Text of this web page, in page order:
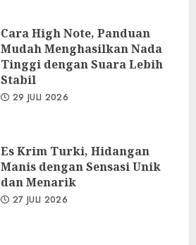
Cara High Note, Panduan
Mudah Menghasilkan Nada
Tinggi dengan Suara Lebih
Stabil
29 JULI 2026
Es Krim Turki, Hidangan
Manis dengan Sensasi Unik
dan Menarik
27 JULI 2026